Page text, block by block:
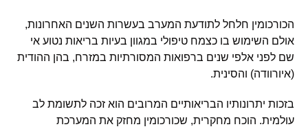
הכורכומין חלחל לתודעת המערב בעשרות השנים האחרונות,
אולם השימוש בו כצמח טיפולי במגוון בעיות בריאות נטוע אי
שם לפני אלפי שנים ברפואות המסורתיות במזרח, בהן ההודית
(איורוודה) והסינית.
בזכות יתרונותיו הבריאותיים המרובים הוא זכה לתשומת לב
עולמית. הוכח מחקרית, שכורכומין מחזק את המערכת